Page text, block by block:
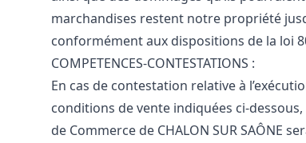
marchandises restent notre propriété
conformément aux dispositions de la loi
COMPETENCES-CONTESTATIONS :
En cas de contestation relative à
conditions de vente indiquées ci-
de Commerce de CHALON SUR SAÔNE